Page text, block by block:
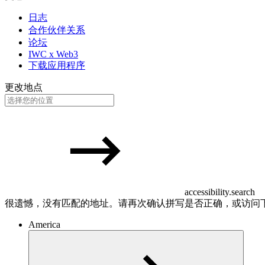
日志
合作伙伴关系
论坛
IWC x Web3
下载应用程序
更改地点
accessibility.search
很遗憾，没有匹配的地址。请再次确认拼写是否正确，或访问
America